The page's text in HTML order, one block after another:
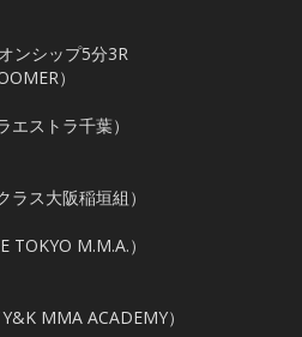
ンシップ5分3R
）
ストラ千葉）
ス大阪稲垣組）
TOKYO M.M.A.）
MMA ACADEMY）